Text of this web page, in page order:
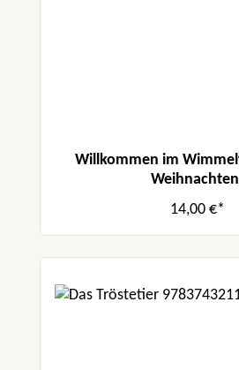
Willkommen im
14,00 €*